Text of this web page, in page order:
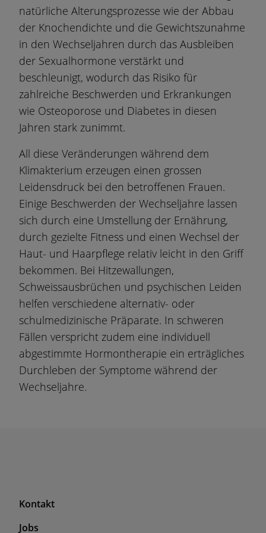
natürliche Alterungsprozesse wie der Abbau
der Knochendichte und die Gewichtszunahme
in den Wechseljahren durch das Ausbleiben
der Sexualhormone verstärkt und
beschleunigt, wodurch das Risiko für
zahlreiche Beschwerden und Erkrankungen
wie Osteoporose und Diabetes in diesen
Jahren stark zunimmt.
All diese Veränderungen während dem
Klimakterium erzeugen einen grossen
Leidensdruck bei den betroffenen Frauen.
Einige Beschwerden der Wechseljahre lassen
sich durch eine Umstellung der Ernährung,
durch gezielte Fitness und einen Wechsel der
Haut- und Haarpflege relativ leicht in den Griff
bekommen. Bei Hitzewallungen,
Schweissausbrüchen und psychischen Leiden
helfen verschiedene alternativ- oder
schulmedizinische Präparate. In schweren
Fällen verspricht zudem eine individuell
abgestimmte Hormontherapie ein erträgliches
Durchleben der Symptome während der
Wechseljahre.
F
Kontakt
Jobs